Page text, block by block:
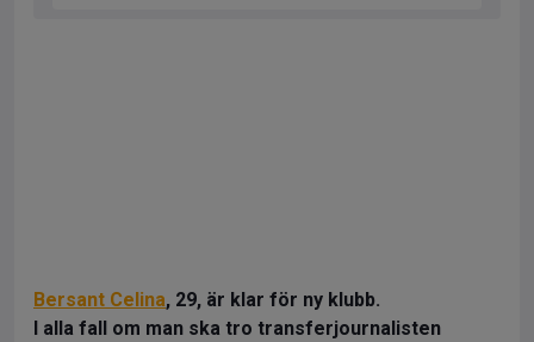
Bersant Celina, 29, är klar för ny klubb.
I alla fall om man ska tro transferjournalisten